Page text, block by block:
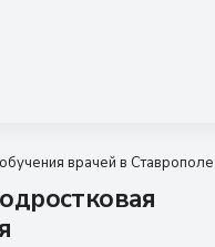
врачей в Ставрополе